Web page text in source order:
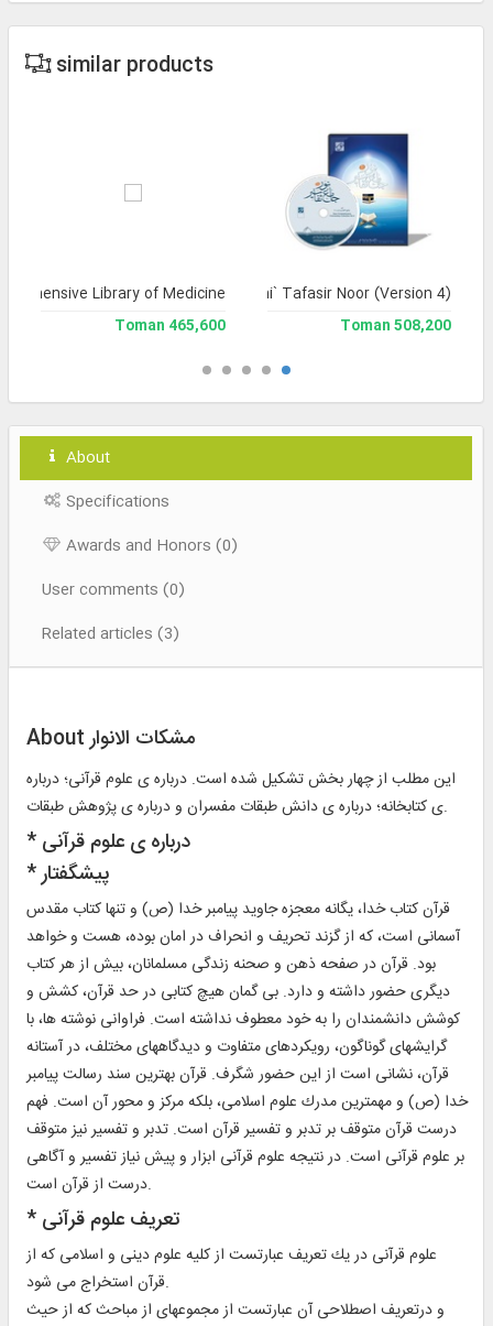
similar products
Jami` Tafasir Noor (Version 4)
508,200 Toman
Library of Medicine
465,600 Toman
About
Specifications
Awards and Honors (0)
User comments (0)
Related articles (3)
About مشکات الانوار
این مطلب از چهار بخش تشكيل شده است. درباره‏ ى علوم قرآنى؛ درباره‏
ى كتابخانه؛ درباره ‏ى دانش طبقات مفسران و درباره ‏ى پژوهش طبقات.
* درباره ‏ى علوم قرآنى‏
* پيشگفتار
قرآن كتاب خدا، يگانه معجزه جاويد پيامبر خدا (ص) و تنها كتاب مقدس
آسمانى است، كه از گزند تحريف و انحراف در امان بوده، هست و خواهد
بود. قرآن در صفحه ذهن و صحنه زندگى مسلمانان، بيش از هر كتاب
ديگرى حضور داشته و دارد. بى گمان هيچ كتابى در حد قرآن، كشش و
كوشش دانشمندان را به خود معطوف نداشته است. فراوانى نوشته ها، با
گرايشهاى گوناگون، رويكردهاى متفاوت و ديدگاه‏هاى مختلف، در آستانه
قرآن، نشانى است از اين حضور شگرف. قرآن بهترين سند رسالت پيامبر
خدا (ص) و مهمترين مدرك علوم اسلامى، بلكه مركز و محور آن است. فهم
درست قرآن متوقف بر تدبر و تفسير قرآن است. تدبر و تفسير نيز متوقف
بر علوم قرآنى است. در نتيجه علوم قرآنى ابزار و پيش نياز تفسير و آگاهى
درست از قرآن است.
* تعريف علوم قرآنى‏
علوم قرآنى در يك تعريف عبارتست از كليه علوم دينى و اسلامى كه از
قرآن استخراج مى شود.
و درتعريف اصطلاحى آن عبارتست از مجموعه‏اى از مباحث كه از حيث